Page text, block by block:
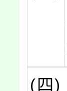
(四)